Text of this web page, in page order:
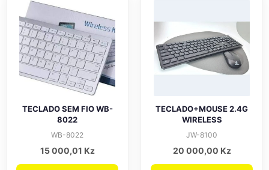
TECLADO SEM FIO WB-
8022
WB-8022
15 000,01 Kz
TECLADO+MOUSE 2.4G
WIRELESS
JW-8100
20 000,00 Kz